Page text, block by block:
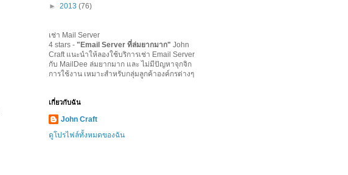
► 2013 (76)
เช่า Mail Server
4 stars - " Email Server ที่ล่มยากมาก" John
Craft แนะนำให้ลองใช้บริการเช่า Email Server
กับ MailDee ล่มยากมาก และ ไม่มีปัญหาจุกจิก
การใช้งาน เหมาะสำหรับกลุ่มลูกค้าองค์กรต่างๆ
เกี่ยวกับฉัน
John Craft
ดูโปรไฟล์ทั้งหมดของฉัน